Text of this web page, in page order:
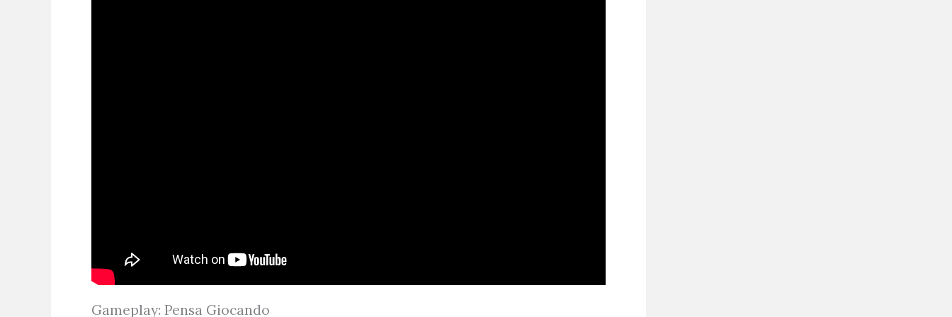
Gameplay: Pensa Giocando